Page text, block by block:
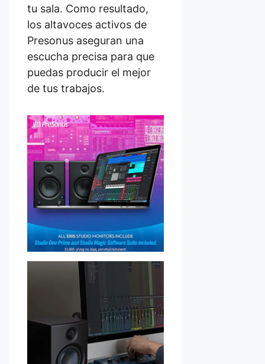
tu sala. Como resultado,
los altavoces activos de
Presonus aseguran una
escucha precisa para que
puedas producir el mejor
de tus trabajos.